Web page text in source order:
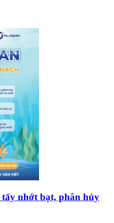
nhớt bạt, phân hủy